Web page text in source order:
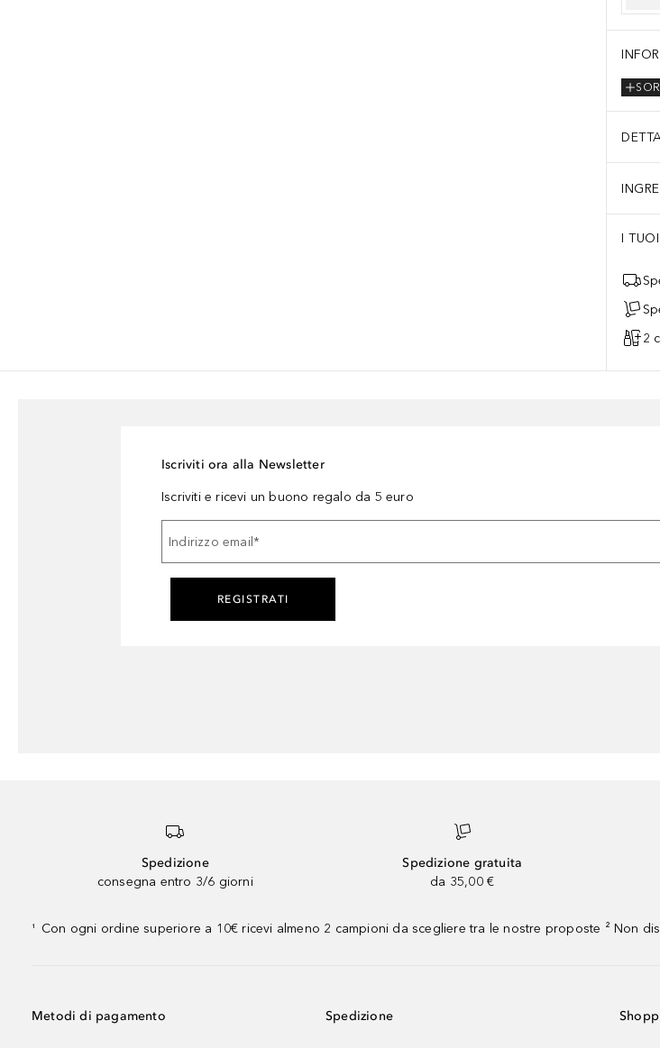
I
2
Iscriviti ora alla Newsletter
Iscriviti e ricevi un buono regalo da 5 euro
Indirizzo email *
REGISTRATI
Spedizione
consegna entro 3/6 giorni
Spedizione gratuita
da 35,00 €
¹ Con ogni ordine superiore a 10€ ricevi almeno 2 campioni da scegliere tra le nostre proposte ² Non
Metodi di pagamento Spedizione